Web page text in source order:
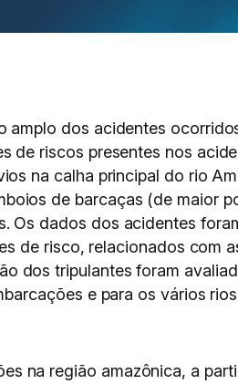
amplo dos acidentes
de riscos presentes nos
na calha principal do rio
de barcaças (de maior
Os dados dos acidentes
de risco, relacionados com
dos tripulantes foram
e para os vários
na região amazônica, a